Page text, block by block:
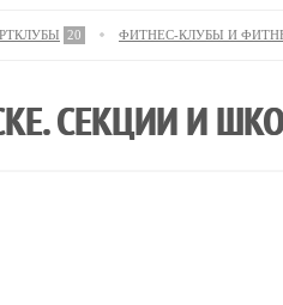
20 ФИТНЕС-КЛУБЫ И
СЕКЦИИ И